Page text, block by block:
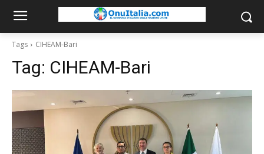
Tags CIHEAM-Bari
Tag: CIHEAM-Bari